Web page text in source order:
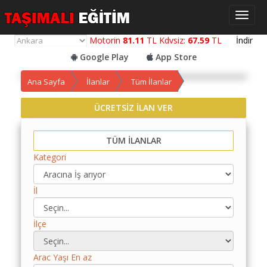
Motorin 81.11 TL Kdvsiz: 67.59TL İndir
Google Play
App Store
Yol
Maliyet
Yemek
Maliyet
Hesaplama
Kredili
Maliyet
Hesaplama
Ana Sayfa İlanlar Tüm İlanlar
ÜCRETSİZ İLAN VER
TÜM İLANLAR
Kategori
İl
İlçe
Arac Yaşı En az